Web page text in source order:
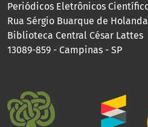
Periódicos Eletrônicos
Rua Sérgio Buarque de
Biblioteca Central César Lattes
13089-859 - Campinas - SP